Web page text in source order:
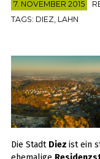
7. NOVEMBER 2015
TAGS: DIEZ, LAHN
Die Stadt Diez ist ein